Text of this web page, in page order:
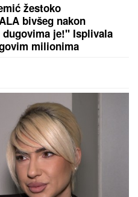
žestoko
bivšeg nakon
je!" Isplivala
milionima